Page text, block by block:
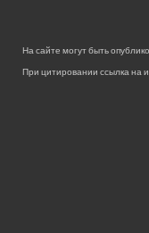
На сайте могут быть
При цитировании ссылка на